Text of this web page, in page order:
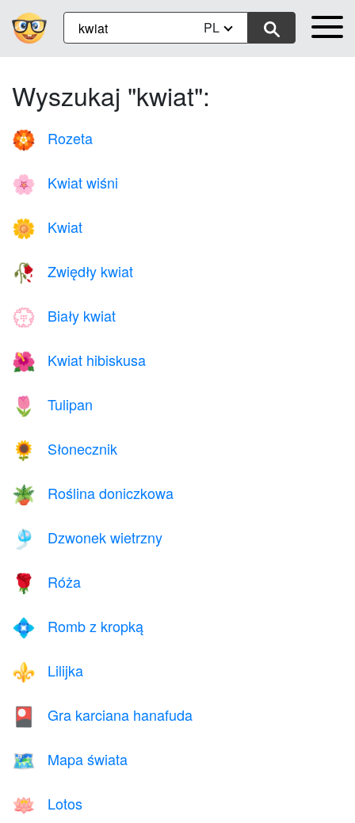
PL
Wyszukaj "kwiat":
🏵️ Rozeta
🌸 Kwiat wiśni
🌼 Kwiat
🥀 Zwiędły kwiat
💮 Biały kwiat
🌺 Kwiat hibiskusa
🌷 Tulipan
🌻 Słonecznik
🪴 Roślina doniczkowa
🎐 Dzwonek wietrzny
🌹 Róża
💠 Romb z kropką
⚜️ Lilijka
🎴 Gra karciana hanafuda
🗺️ Mapa świata
🪷 Lotos